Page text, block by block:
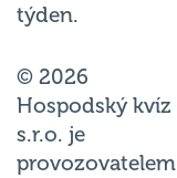
týden.
© 2026
Hospodský kvíz
s.r.o. je
provozovatelem